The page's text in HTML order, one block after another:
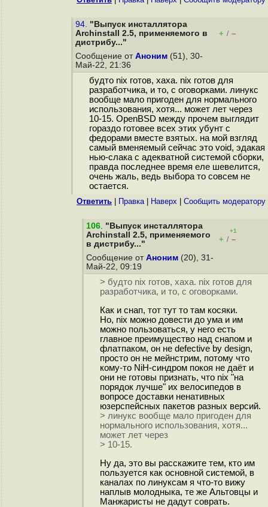
94. "Выпуск инсталлятора
Archinstall 2.5, применяемого в
дистрибу..."
+ / –
Сообщение от Аноним (51), 30-
Май-22, 21:36
будто nix готов, хаха. nix готов для
разработчика, и то, с оговорками. линукс
вообще мало пригоден для нормального
использования, хотя... может лет через
10-15. OpenBSD между прочем выглядит
гораздо готовее всех этих убунт с
федорами вместе взятых. на мой взгляд
самый вменяемый сейчас это void, эдакая
нью-слака с адекватной системой сборки,
правда последнее время еле шевелится,
очень жаль, ведь выбора то совсем не
остается.
Ответить Правка| Наверх Cообщить модератору
106. "Выпуск инсталлятора
Archinstall 2.5, применяемого
в дистрибу..."
+1
+ / –
Сообщение от Аноним (20), 31-
Май-22, 09:19
> будто nix готов, хаха. nix готов для
разработчика, и то, с оговорками.
Как и снап, тот тут то там косяки.
Но, nix можно довести до ума и им
можно пользоваться, у него есть
главное преимущество над снапом и
флатпаком, он не defective by design,
просто он не мейнстрим, потому что
кому-то NiH-синдром покоя не даёт и
они не готовы признать, что nix "на
порядок лучше" их велосипедов в
вопросе доставки ненативных
юзерспейсных пакетов разных версий.
> линукс вообще мало пригоден для
нормального использования, хотя...
может лет через
> 10-15.
Ну да, это вы расскажите тем, кто им
пользуется как основной системой, в
каналах по линуксам я что-то вижу
наплыв молодныка, те же Альтовцы и
Манжаристы не дадут соврать.